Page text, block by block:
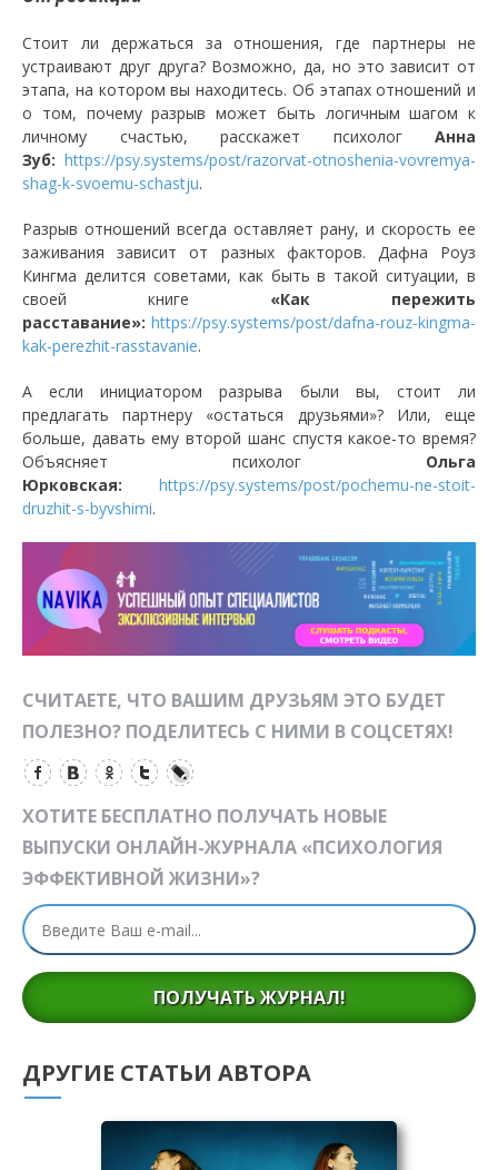
Стоит ли держаться за отношения, где партнеры не
устраивают друг друга? Возможно, да, но это зависит от
этапа, на котором вы находитесь. Об этапах отношений и
о том, почему разрыв может быть логичным шагом к
личному счастью, расскажет психолог Анна
Зуб: https://psy.systems/post/razorvat-otnoshenia-vovremya-
shag-k-svoemu-schastju.
Разрыв отношений всегда оставляет рану, и скорость ее
заживания зависит от разных факторов. Дафна Роуз
Кингма делится советами, как быть в такой ситуации, в
своей книге «Как пережить
расставание»: https://psy.systems/post/dafna-rouz-kingma-
kak-perezhit-rasstavanie.
А если инициатором разрыва были вы, стоит ли
предлагать партнеру «остаться друзьями»? Или, еще
больше, давать ему второй шанс спустя какое-то время?
Объясняет психолог Ольга
Юрковская: https://psy.systems/post/pochemu-ne-stoit-
druzhit-s-byvshimi.
СЧИТАЕТЕ, ЧТО ВАШИМ ДРУЗЬЯМ ЭТО БУДЕТ
ПОЛЕЗНО? ПОДЕЛИТЕСЬ С НИМИ В СОЦСЕТЯХ!
ХОТИТЕ БЕСПЛАТНО ПОЛУЧАТЬ НОВЫЕ
ВЫПУСКИ ОНЛАЙН-ЖУРНАЛА «ПСИХОЛОГИЯ
ЭФФЕКТИВНОЙ ЖИЗНИ»?
ПОЛУЧАТЬ ЖУРНАЛ!
ДРУГИЕ СТАТЬИ АВТОРА